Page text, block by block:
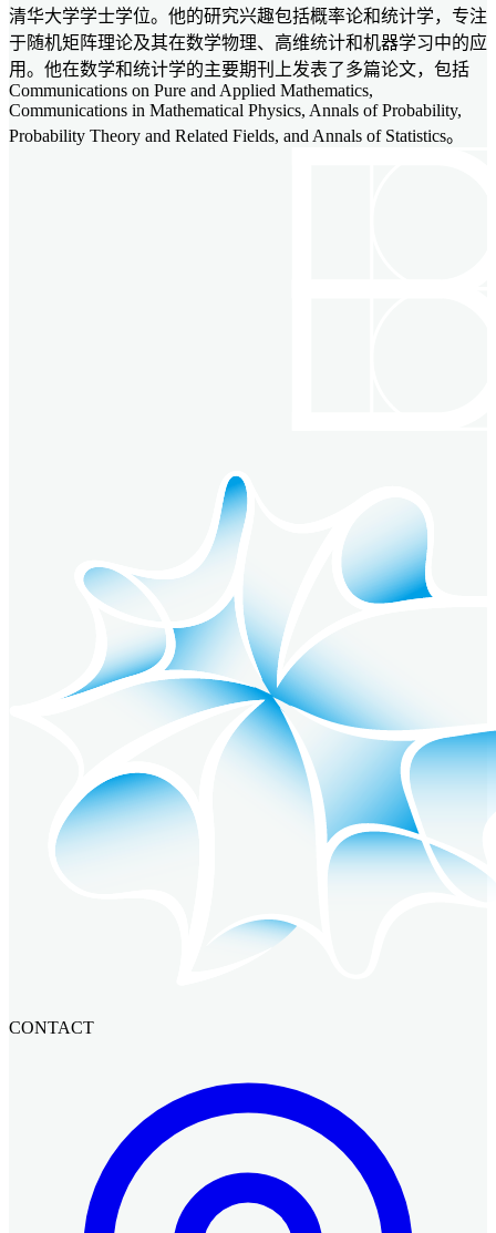
清华大学学士学位。他的研究兴趣包括概率论和统计学，专注
于随机矩阵理论及其在数学物理、高维统计和机器学习中的应
用。他在数学和统计学的主要期刊上发表了多篇论文，包括
Communications on Pure and Applied Mathematics,
Communications in Mathematical Physics, Annals of Probability,
Probability Theory and Related Fields, and Annals of Statistics。
CONTACT